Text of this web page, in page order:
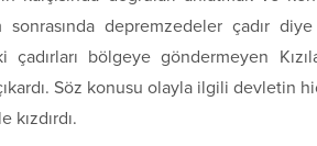
sonrasında depremzedeler çadır
bölgeye göndermeyen
Söz konusu olayla ilgili devletin
kızdırdı.